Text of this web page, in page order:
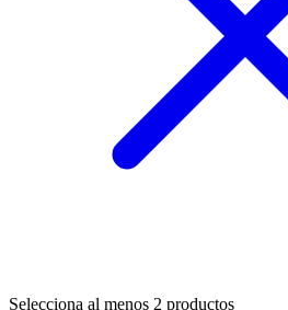
Selecciona al menos 2 productos